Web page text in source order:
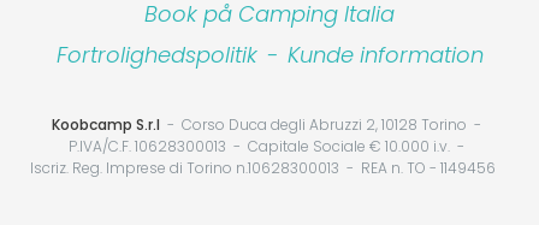
Book på Camping Italia
Fortrolighedspolitik - Kunde information
Koobcamp S.r.l
Corso Duca degli Abruzzi 2, 10128 Torino
P.IVA/C.F. 10628300013
Capitale Sociale € 10.000 i.v.
Iscriz. Reg. Imprese di Torino n.10628300013
REA n. TO - 1149456